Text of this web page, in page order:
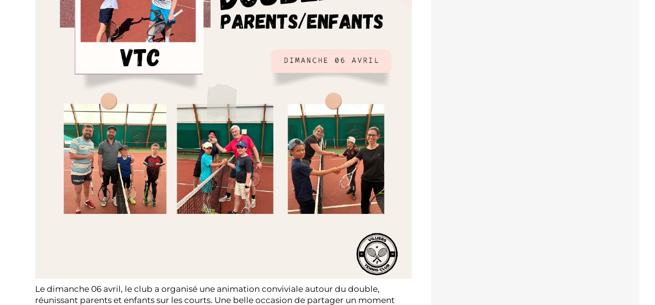
Le dimanche 06 avril, le club a organisé une animation conviviale autour du double,
réunissant parents et enfants sur les courts. Une belle occasion de partager un moment